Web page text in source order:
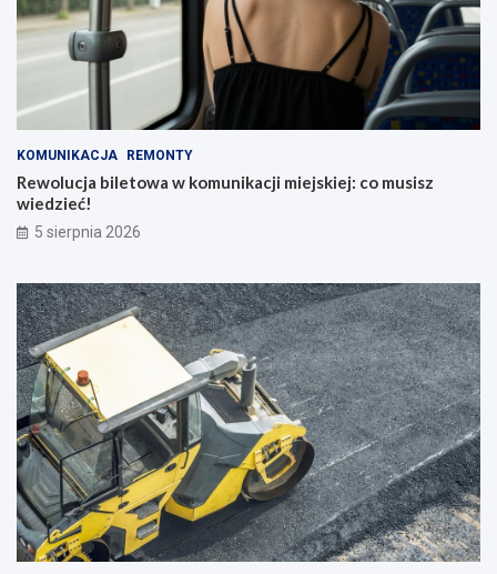
KOMUNIKACJA REMONTY
Rewolucja biletowa w komunikacji miejskiej: co musisz
wiedzieć!
5 sierpnia 2026